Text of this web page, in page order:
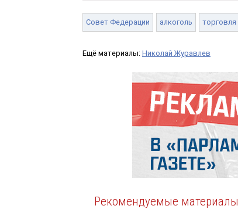
Совет Федерации алкоголь торговля
Ещё материалы: Николай Журавлев
Рекомендуемые материалы